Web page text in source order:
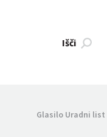
Išči
Glasilo Uradni list